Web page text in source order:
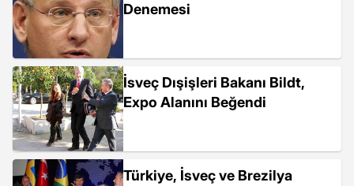
Denemesi
İsveç Dışişleri Bakanı Bildt,
Expo Alanını Beğendi
Türkiye, İsveç ve Brezilya